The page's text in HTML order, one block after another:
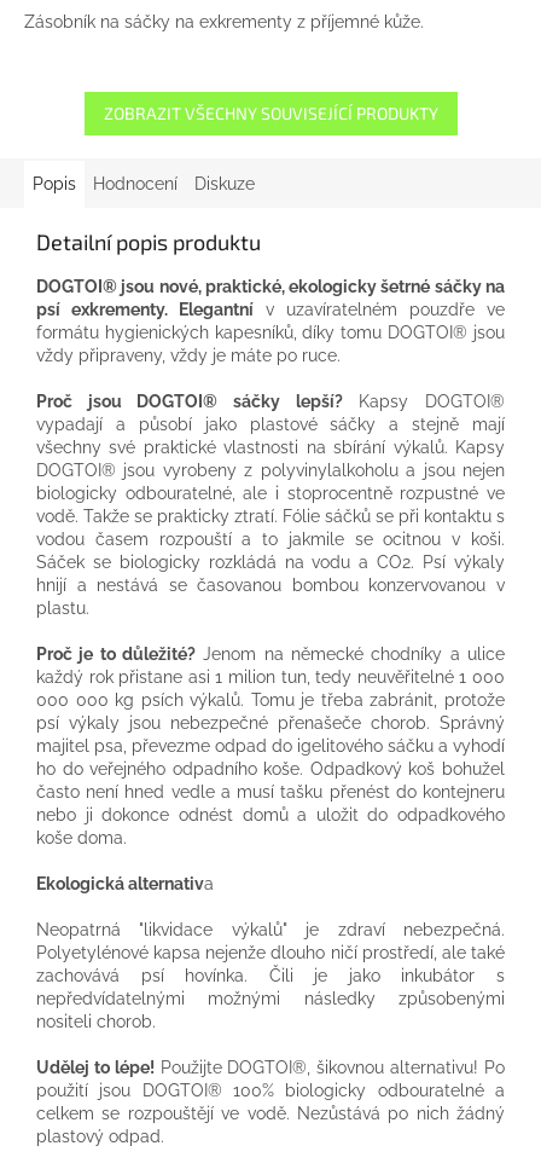
Zásobník na sáčky na exkrementy z příjemné kůže.
ZOBRAZIT VŠECHNY SOUVISEJÍCÍ PRODUKTY
Popis Hodnocení Diskuze
Detailní popis produktu
DOGTOI® jsou nové, praktické, ekologicky šetrné sáčky na
psí exkrementy. Elegantní v uzavíratelném pouzdře ve
formátu hygienických kapesníků, díky tomu DOGTOI® jsou
vždy připraveny, vždy je máte po ruce.
Proč jsou DOGTOI® sáčky lepší?Kapsy DOGTOI®
vypadají a působí jako plastové sáčky a stejně mají
všechny své praktické vlastnosti na sbírání výkalů. Kapsy
DOGTOI® jsou vyrobeny z polyvinylalkoholu a jsou nejen
biologicky odbouratelné, ale i stoprocentně rozpustné ve
vodě. Takže se prakticky ztratí. Fólie sáčků se při kontaktu s
vodou časem rozpouští a to jakmile se ocitnou v koši.
Sáček se biologicky rozkládá na vodu a CO2. Psí výkaly
hnijí a nestává se časovanou bombou konzervovanou v
plastu.
Proč je to důležité? Jenom na německé chodníky a ulice
každý rok přistane asi 1 milion tun, tedy neuvěřitelné 1 000
000 000 kg psích výkalů. Tomu je třeba zabránit, protože
psí výkaly jsou nebezpečné přenašeče chorob. Správný
majitel psa, převezme odpad do igelitového sáčku a vyhodí
ho do veřejného odpadního koše. Odpadkový koš bohužel
často není hned vedle a musí tašku přenést do kontejneru
nebo ji dokonce odnést domů a uložit do odpadkového
koše doma.
Ekologická alternativa
Neopatrná "likvidace výkalů" je zdraví nebezpečná.
Polyetylénové kapsa nejenže dlouho ničí prostředí, ale také
zachovává psí hovínka. Čili je jako inkubátor s
nepředvídatelnými možnými následky způsobenými
nositeli chorob.
Udělej to lépe! Použijte DOGTOI®, šikovnou alternativu! Po
použití jsou DOGTOI® 100% biologicky odbouratelné a
celkem se rozpouštějí ve vodě. Nezůstává po nich žádný
plastový odpad.